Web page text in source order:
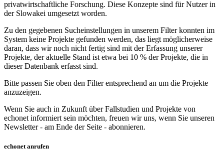
privatwirtschaftliche Forschung. Diese Konzepte sind für Nutzer in
der Slowakei umgesetzt worden.
Zu den gegebenen Sucheinstellungen in unserem Filter konnten im
System keine Projekte gefunden werden, das liegt möglicherweise
daran, dass wir noch nicht fertig sind mit der Erfassung unserer
Projekte, der aktuelle Stand ist etwa bei 10 % der Projekte, die in
dieser Datenbank erfasst sind.
Bitte passen Sie oben den Filter entsprechend an um die Projekte
anzuzeigen.
Wenn Sie auch in Zukunft über Fallstudien und Projekte von
echonet informiert sein möchten, freuen wir uns, wenn Sie unseren
Newsletter - am Ende der Seite - abonnieren.
echonet anrufen